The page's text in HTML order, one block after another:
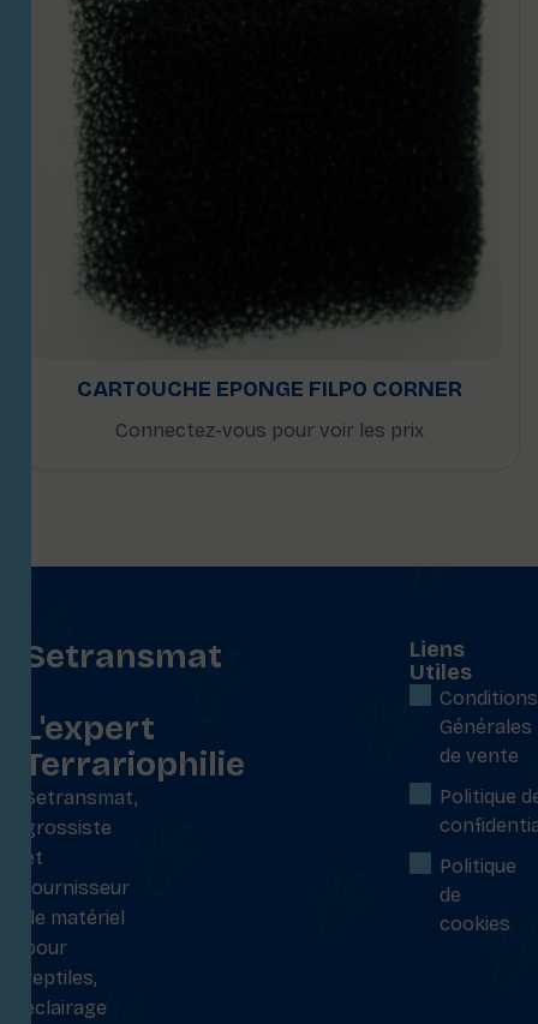
CARTOUCHE EPONGE FILPO CORNER
Connectez-vous pour voir les prix
Setransmat
L'expert
Terrariophilie
Setransmat,
grossiste
et
fournisseur
de matériel
pour
reptiles,
éclairage
Liens
Utiles
Conditions
Générales
de vente
Politique
Politique
de
cookies